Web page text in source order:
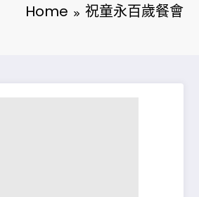
Home 祝童永百歲餐會